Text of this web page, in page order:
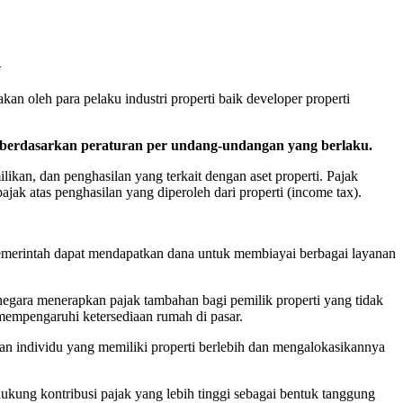
oleh para pelaku industri properti baik developer properti
peraturan per undang-undangan yang berlaku.
dan penghasilan yang terkait dengan aset properti. Pajak
atas penghasilan yang diperoleh dari properti (income tax).
dapat mendapatkan dana untuk membiayai berbagai layanan
menerapkan pajak tambahan bagi pemilik properti yang tidak
ketersediaan rumah di pasar.
individu yang memiliki properti berlebih dan mengalokasikannya
kontribusi pajak yang lebih tinggi sebagai bentuk tanggung